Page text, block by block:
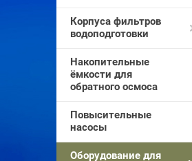
Корпуса фильтров
водоподготовки
Накопительные
ёмкости для
обратного осмоса
Повысительные
насосы
Оборудование для